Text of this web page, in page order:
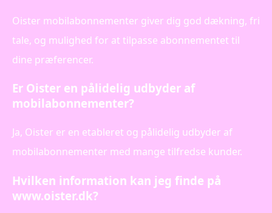
Oister mobilabonnementer giver dig god dækning, fri
tale, og mulighed for at tilpasse abonnementet til
dine præferencer.
Er Oister en pålidelig udbyder af
mobilabonnementer?
Ja, Oister er en etableret og pålidelig udbyder af
mobilabonnementer med mange tilfredse kunder.
Hvilken information kan jeg finde på
www.oister.dk?